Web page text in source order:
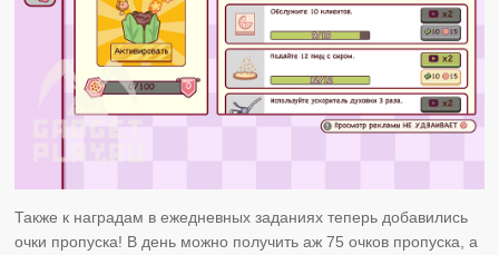
Также к наградам в ежедневных заданиях теперь добавились
очки пропуска! В день можно получить аж 75 очков пропуска, а